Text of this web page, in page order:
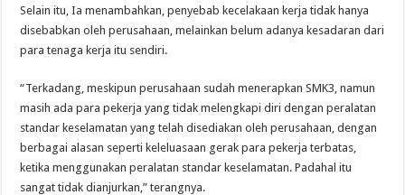
Selain itu, Ia menambahkan, penyebab kecelakaan kerja tidak hanya
disebabkan oleh perusahaan, melainkan belum adanya kesadaran dari
para tenaga kerja itu sendiri.
“Terkadang, meskipun perusahaan sudah menerapkan SMK3, namun
masih ada para pekerja yang tidak melengkapi diri dengan peralatan
standar keselamatan yang telah disediakan oleh perusahaan, dengan
berbagai alasan seperti keleluasaan gerak para pekerja terbatas,
ketika menggunakan peralatan standar keselamatan. Padahal itu
sangat tidak dianjurkan,” terangnya.